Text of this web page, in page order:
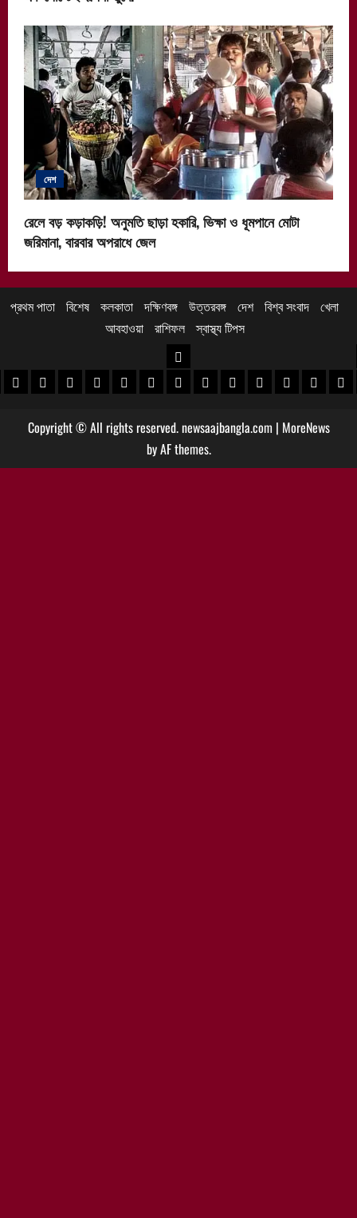
দেশ
রেলে বড় কড়াকড়ি! অনুমতি ছাড়া হকারি, ভিক্ষা ও ধূমপানে মোটা
জরিমানা, বারবার অপরাধে জেল
প্রথম পাতা বিশেষ কলকাতা দক্ষিণবঙ্গ উত্তরবঙ্গ দেশ বিশ্ব সংবাদ খেলা
আবহাওয়া
রাশিফল স্বাস্থ্য টিপস
খবর
খবর
পুরুলিয়া খবর
বাঁকুড়া খবরপশ্চিম বর্ধমান খবর
পূর্ব বর্ধমান খবর
বীরভূম খবরমুর্শিদাবাদ খবর
উত্তরবঙ্গ
কোচবিহার নিউজ
আলিপুরদুয়ার খবর
জলপাইগুড়ি খবর
শিলিগুড়ি খবর
উত্তরদক্ষিণ
Copyright © All rights reserved. newsaajbangla.com | MoreNews
by AF themes.